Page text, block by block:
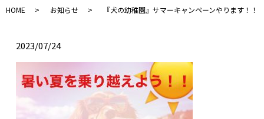
HOME お知らせ 『犬の幼稚園』サマーキャンペーンやります！！
2023/07/24